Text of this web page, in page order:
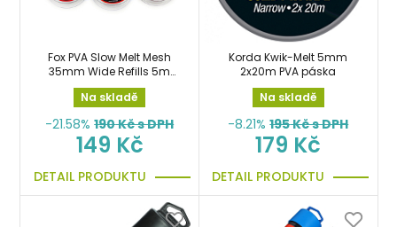
Fox PVA Slow Melt Mesh
35mm Wide Refills 5m
punčocha široká
Na skladě
-21.58% 190Kč s DPH
149 Kč
DETAIL PRODUKTU
Korda Kwik-Melt 5mm
2x20m PVA páska
Na skladě
-8.21% 195Kč s DPH
179 Kč
DETAIL PRODUKTU